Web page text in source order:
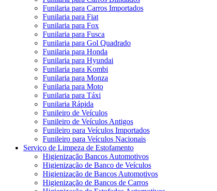
Funilaria para Carros Importados
Funilaria para Fiat
Funilaria para Fox
Funilaria para Fusca
Funilaria para Gol Quadrado
Funilaria para Honda
Funilaria para Hyundai
Funilaria para Kombi
Funilaria para Monza
Funilaria para Moto
Funilaria para Táxi
Funilaria Rápida
Funileiro de Veículos
Funileiro de Veículos Antigos
Funileiro para Veículos Importados
Funileiro para Veículos Nacionais
Serviço de Limpeza de Estofamento
Higienização Bancos Automotivos
Higienização de Banco de Veículos
Higienização de Bancos Automotivos
Higienização de Bancos de Carros